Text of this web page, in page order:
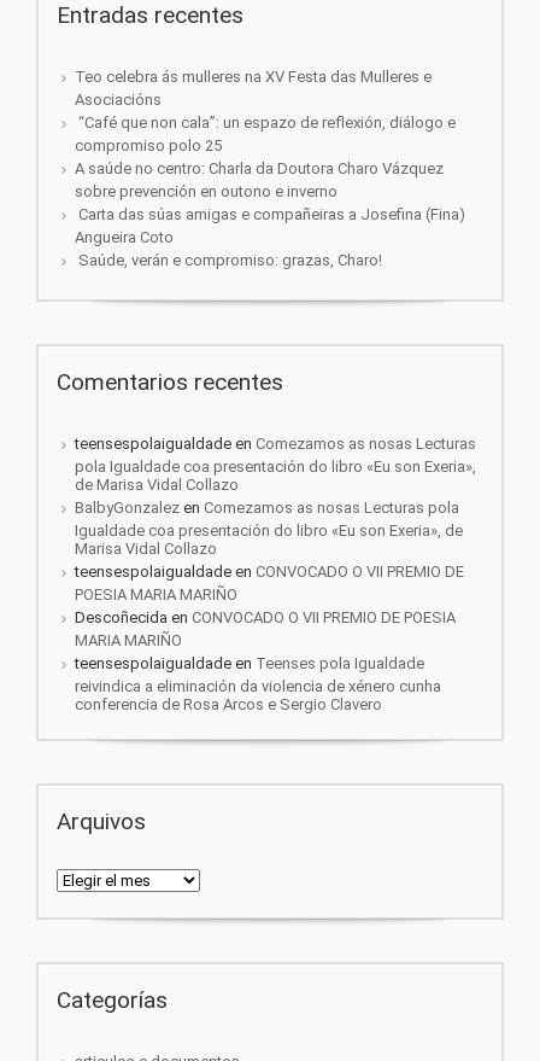
Entradas recentes
Teo celebra ás mulleres na XV Festa das Mulleres e
Asociacións
“Café que non cala”: un espazo de reflexión, diálogo e
compromiso polo 25
A saúde no centro: Charla da Doutora Charo Vázquez
sobre prevención en outono e inverno
Carta das súas amigas e compañeiras a Josefina (Fina)
Angueira Coto
Saúde, verán e compromiso: grazas, Charo!
Comentarios recentes
teensespolaigualdade en Comezamos as nosas Lecturas
pola Igualdade coa presentación do libro «Eu son Exeria»,
de Marisa Vidal Collazo
BalbyGonzalez en Comezamos as nosas Lecturas pola
Igualdade coa presentación do libro «Eu son Exeria», de
Marisa Vidal Collazo
teensespolaigualdade en CONVOCADO O VII PREMIO DE
POESIA MARIA MARIÑO
Descoñecida en CONVOCADO O VII PREMIO DE POESIA
MARIA MARIÑO
teensespolaigualdade en Teenses pola Igualdade
reivindica a eliminación da violencia de xénero cunha
conferencia de Rosa Arcos e Sergio Clavero
Arquivos
Arquivos
Categorías